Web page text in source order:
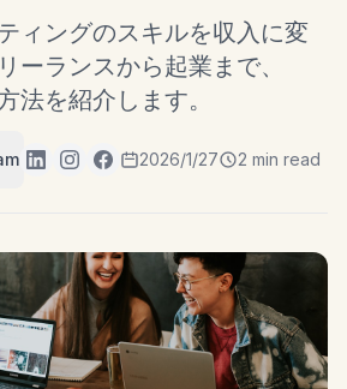
ィングのスキルを収入に変
ーランスから起業まで、
法を紹介します。
2026/1/27 2 min read